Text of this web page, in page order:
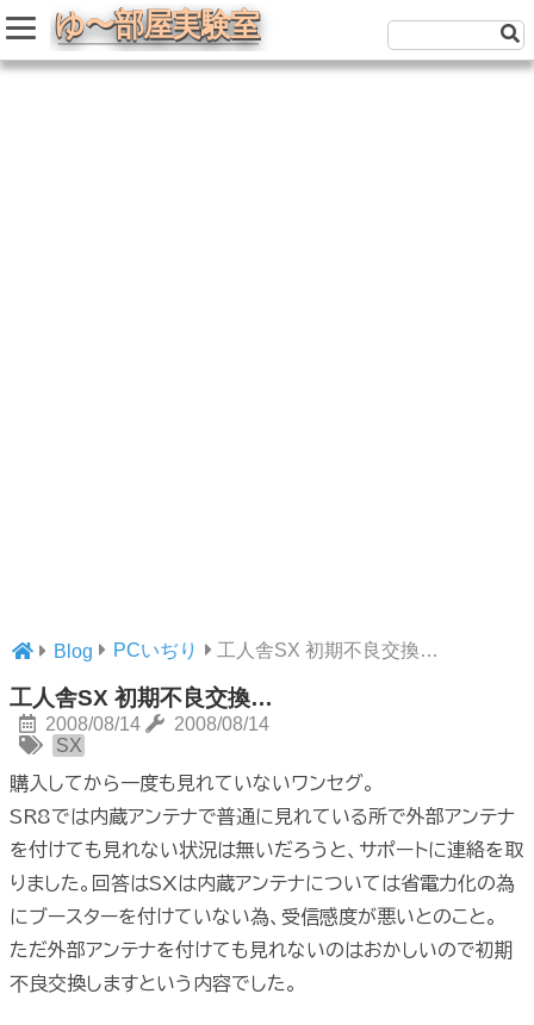
Blog PCいぢり 工人舎SX 初期不良交換…
工人舎SX 初期不良交換…
2008/08/14
2008/08/14
SX
購入してから一度も見れていないワンセグ。
SR8では内蔵アンテナで普通に見れている所で外部アンテナ
を付けても見れない状況は無いだろうと、サポートに連絡を取
りました。回答はSXは内蔵アンテナについては省電力化の為
にブースターを付けていない為、受信感度が悪いとのこと。
ただ外部アンテナを付けても見れないのはおかしいので初期
不良交換しますという内容でした。